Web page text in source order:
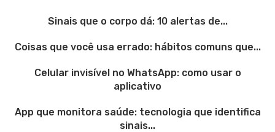
Sinais que o corpo dá: 10 alertas de...
Coisas que você usa errado: hábitos comuns que...
Celular invisível no WhatsApp: como usar o
aplicativo
App que monitora saúde: tecnologia que identifica
sinais...